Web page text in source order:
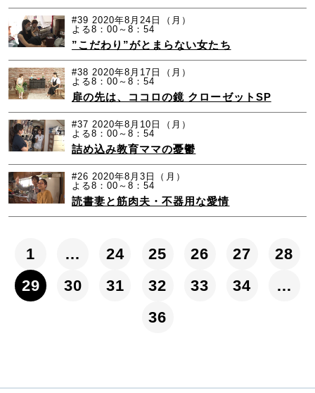
#39 2020年8月24日（月）
よる8：00～8：54
”こだわり”がとまらない女たち
#38 2020年8月17日（月）
よる8：00～8：54
扉の先は、ココロの鏡 クローゼットSP
#37 2020年8月10日（月）
よる8：00～8：54
詰め込み教育ママの憂鬱
#26 2020年8月3日（月）
よる8：00～8：54
読書妻と筋肉夫・不器用な愛情
1 … 24 25 26 27
28
29
30 31 32 33 34
…
36